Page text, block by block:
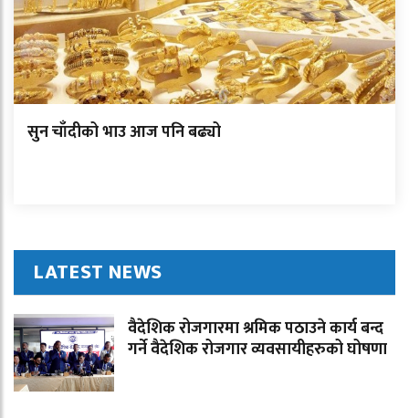
सुन चाँदीको भाउ आज पनि बढ्यो
LATEST NEWS
वैदेशिक रोजगारमा श्रमिक पठाउने कार्य बन्द
गर्ने वैदेशिक रोजगार व्यवसायीहरुको घोषणा